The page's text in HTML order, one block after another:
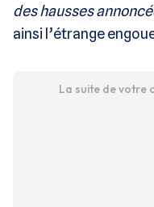
des hausses
ainsi l’étrange
La suite de votre